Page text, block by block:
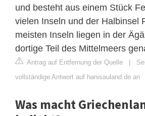
und besteht aus einem Stück
vielen Inseln und der Halbinsel
meisten Inseln liegen in der
dortige Teil des Mittelmeers
Antrag auf Entfernung der Quelle
vollständige Antwort auf hanisauland.de an
Was macht